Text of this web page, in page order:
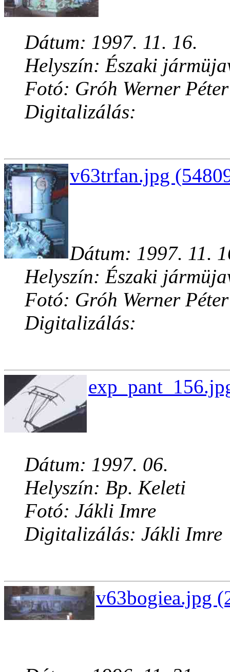
Dátum: 1997. 11. 16.
Helyszín: Északi
Fotó: Gróh Werner Péter
Digitalizálás:
v63trfan.jpg
Dátum: 1997. 11.
Helyszín: Északi
Fotó: Gróh Werner Péter
Digitalizálás:
Dátum: 1997. 06.
Helyszín: Bp. Keleti
Fotó: Jákli Imre
Digitalizálás: Jákli Imre
v63bogiea.jpg